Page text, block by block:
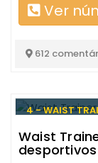
Ver
612
4 - WAIST
Waist
desportivos